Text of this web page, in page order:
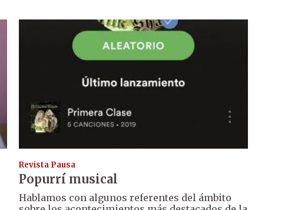
Revista Pausa
Popurrí musical
Hablamos con algunos referentes del ámbito